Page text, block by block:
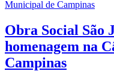
Obra Social São
homenagem na
Campinas